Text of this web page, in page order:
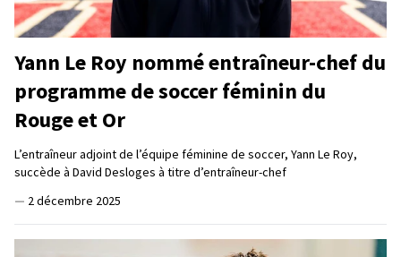
Yann Le Roy nommé entraîneur-chef du
programme de soccer féminin du
Rouge et Or
L’entraîneur adjoint de l’équipe féminine de soccer, Yann Le Roy,
succède à David Desloges à titre d’entraîneur-chef
— 2 décembre 2025